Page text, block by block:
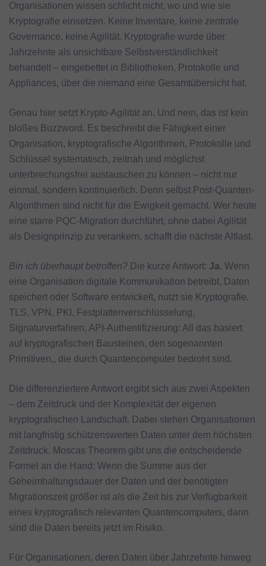
Organisationen wissen schlicht nicht, wo und wie sie
Kryptografie einsetzen. Keine Inventare, keine zentrale
Governance, keine Agilität. Kryptografie wurde über
Jahrzehnte als unsichtbare Selbstverständlichkeit
behandelt – eingebettet in Bibliotheken, Protokolle und
Appliances, über die niemand eine Gesamtübersicht hat.
Genau hier setzt Krypto-Agilität an. Und nein, das ist kein
bloßes Buzzword. Es beschreibt die Fähigkeit einer
Organisation, kryptografische Algorithmen, Protokolle und
Schlüssel systematisch, zeitnah und möglichst
unterbrechungsfrei austauschen zu können – nicht nur
einmal, sondern kontinuierlich. Denn selbst Post-Quanten-
Algorithmen sind nicht für die Ewigkeit gemacht. Wer heute
eine starre PQC-Migration durchführt, ohne dabei Agilität
als Designprinzip zu verankern, schafft die nächste Altlast.
Bin ich überhaupt betroffen? Die kurze Antwort: Ja. Wenn
eine Organisation digitale Kommunikation betreibt, Daten
speichert oder Software entwickelt, nutzt sie Kryptografie.
TLS, VPN, PKI, Festplattenverschlüsselung,
Signaturverfahren, API-Authentifizierung: All das basiert
auf kryptografischen Bausteinen, den sogenannten
Primitiven,, die durch Quantencomputer bedroht sind.
Die differenziertere Antwort ergibt sich aus zwei Aspekten
– dem Zeitdruck und der Komplexität der eigenen
kryptografischen Landschaft. Dabei stehen Organisationen
mit langfristig schützenswerten Daten unter dem höchsten
Zeitdruck. Moscas Theorem gibt uns die entscheidende
Formel an die Hand: Wenn die Summe aus der
Geheimhaltungsdauer der Daten und der benötigten
Migrationszeit größer ist als die Zeit bis zur Verfügbarkeit
eines kryptografisch relevanten Quantencomputers, dann
sind die Daten bereits jetzt im Risiko.
Für Organisationen, deren Daten über Jahrzehnte hinweg